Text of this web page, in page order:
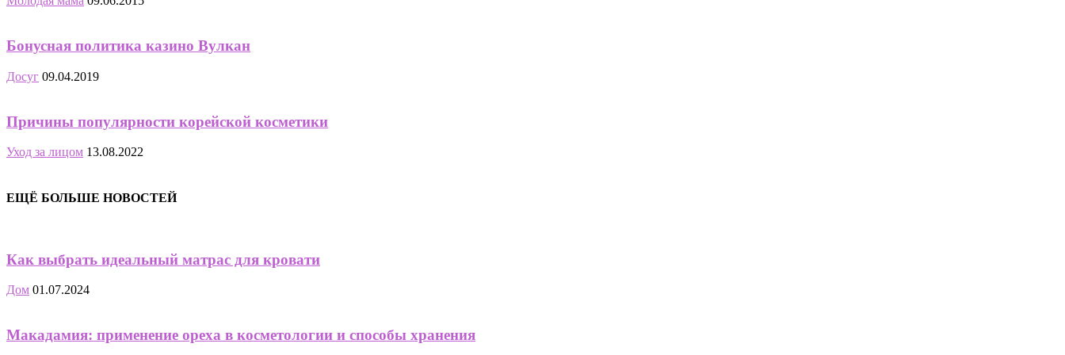
Бонусная политика казино Вулкан
Досуг 09.04.2019
Причины популярности корейской косметики
Уход за лицом 13.08.2022
ЕЩЁ БОЛЬШЕ НОВОСТЕЙ
Как выбрать идеальный матрас для кровати
Дом 01.07.2024
Макадамия: применение ореха в косметологии и способы хранения